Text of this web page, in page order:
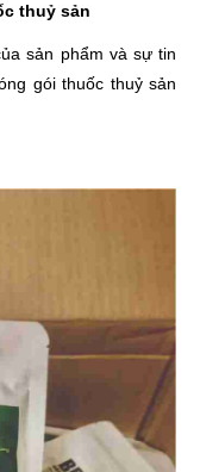
thuỷ sản
sản phẩm và sự tin
gói thuốc thuỷ sản